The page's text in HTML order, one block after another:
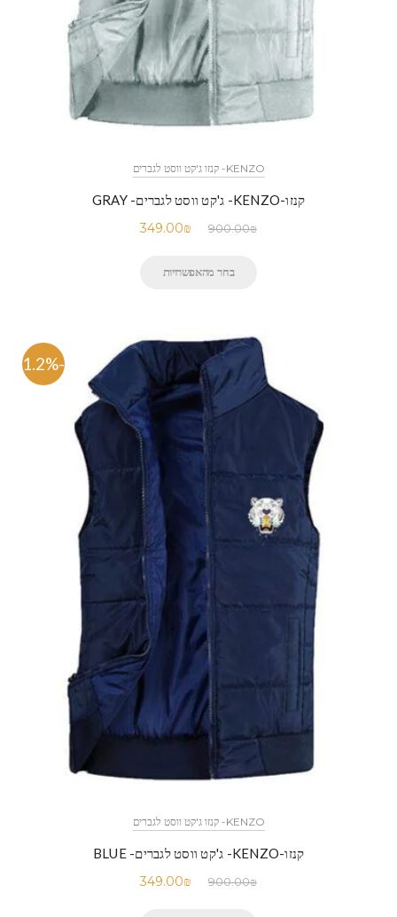
KENZO- קנזו ג'קט ווסט לגברים
קנזו-KENZO- ג'קט ווסט לגברים- GRAY
900.00₪
349.00₪
בחר מהאפשרויות
-61.2%
KENZO- קנזו ג'קט ווסט לגברים
קנזו-KENZO- ג'קט ווסט לגברים- BLUE
900.00₪
349.00₪